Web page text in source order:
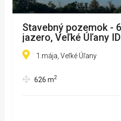
Stavebný pozemok - 626 m2/700 m2,
jazero, Veľké Úľany
1.mája, Veľké Úľany
626 m2